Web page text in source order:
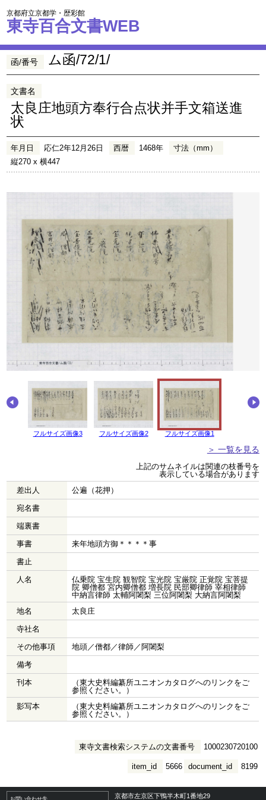
京都府立京都学・歴彩館
東寺百合文書WEB
函/番号 ム函/72/1/
文書名
太良庄地頭方奉行合点状并手文箱送進
状
年月日 応仁2年12月26日 西暦 1468年
寸法（mm）
縦270 x 横447
フルサイズ画像3 フルサイズ画像2 フルサイズ画像1
＞ 一覧を見る
上記のサムネイルは関連の枝番号を
表示している場合があります
差出人
公遍（花押）
宛名書
端裏書
事書
来年地頭方御＊＊＊＊事
書止
人名
仏乗院 宝生院 観智院 宝光院 宝厳院 正覚院 宝菩提
院 卿僧都 宮内卿僧都 増長院 民部卿律師 宰相律師
中納言律師 太輔阿闍梨 三位阿闍梨 大納言阿闍梨
地名
太良庄
寺社名
その他事項
地頭／僧都／律師／阿闍梨
備考
刊本
（東大史料編纂所ユニオンカタログへのリンクをご
参照ください。）
影写本
（東大史料編纂所ユニオンカタログへのリンクをご
参照ください。）
東寺文書検索システムの文書番号 1000230720100
document_id 8199
item_id 5666
お問い合わせ先 京都市左京区下鴨半木町1番地29